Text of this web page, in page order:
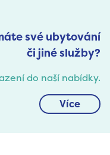
své ubytování
či jiné služby?
do naší nabídky.
Více